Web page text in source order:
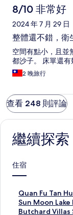
8/10 非常好
2024 年 7 月 29 日
整體還不錯，衛
空間有點小，且並
都沙子。 床單還有
2 晚旅行
查看 248 則評論
繼續探索
住宿
Quan Fu Tan
Q
u
a
Sun Moon Lake
S
u
Butchard Villas
B